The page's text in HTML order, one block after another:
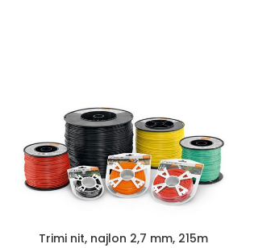
Trimi nit, najlon 2,7 mm, 215m